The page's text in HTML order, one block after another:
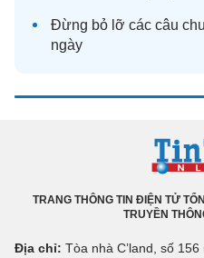
Đừng bỏ lỡ các câu
ngày
TRANG THÔNG TIN ĐIỆN TỬ
TRUYỀN
Địa chỉ: Tòa nhà C’land, số